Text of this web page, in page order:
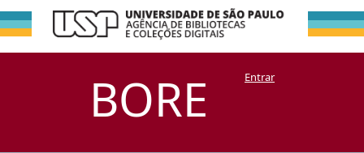
BORE
Busca no Acervo
DSpace/Manakin + CoriscoEntrar